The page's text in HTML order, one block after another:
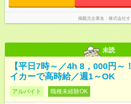
掲載元企業名 株式会社
未読
【平日7時～／4h 8，000円～
イカーで高時給／週1～OK
アルバイト 職種未経験OK